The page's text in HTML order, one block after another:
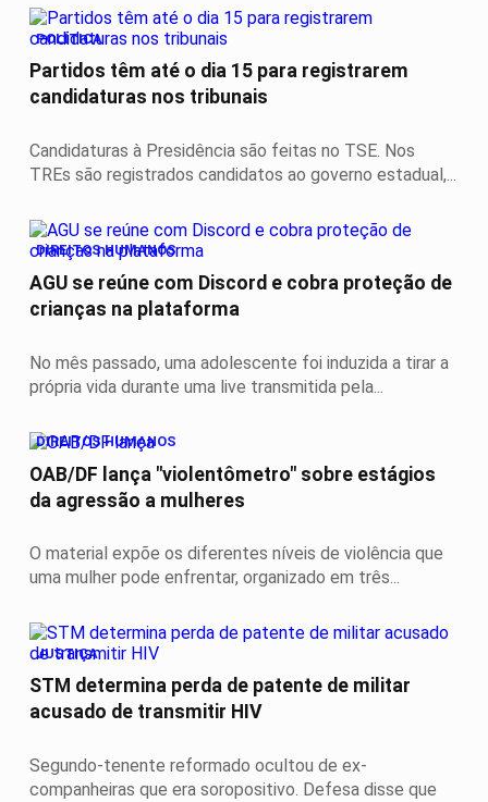
POLÍTICA
Partidos têm até o dia 15 para registrarem
candidaturas nos tribunais
Candidaturas à Presidência são feitas no TSE. Nos
TREs são registrados candidatos ao governo estadual,...
DIREITOS HUMANOS
AGU se reúne com Discord e cobra proteção de
crianças na plataforma
No mês passado, uma adolescente foi induzida a tirar a
própria vida durante uma live transmitida pela...
DIREITOS HUMANOS
OAB/DF lança "violentômetro" sobre estágios
da agressão a mulheres
O material expõe os diferentes níveis de violência que
uma mulher pode enfrentar, organizado em três...
JUSTIÇA
STM determina perda de patente de militar
acusado de transmitir HIV
Segundo-tenente reformado ocultou de ex-
companheiras que era soropositivo. Defesa disse que